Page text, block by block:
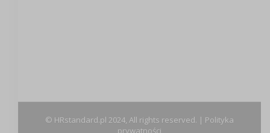
© HRstandard.pl 2024, All rights reserved. | Polityka
prywatności